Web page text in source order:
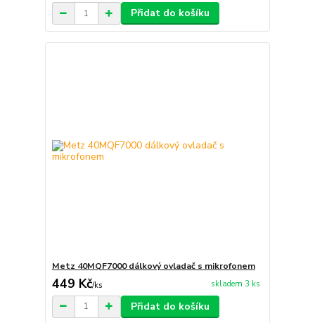
Přidat do košíku
Metz 40MQF7000 dálkový ovladač s mikrofonem
449 Kč/ks skladem 3 ks
Přidat do košíku